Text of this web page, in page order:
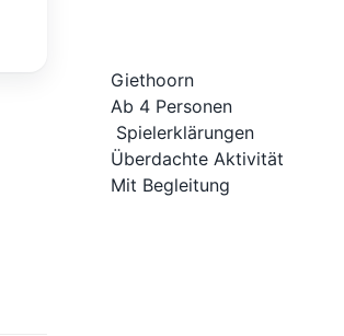
Giethoorn
Ab 4 Personen
Spielerklärungen
Überdachte Aktivität
Mit Begleitung